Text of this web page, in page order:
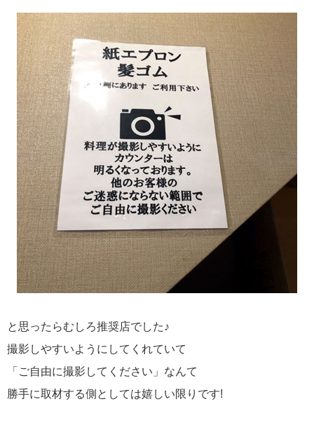
と思ったらむしろ推奨店でした♪
撮影しやすいようにしてくれていて
「ご自由に撮影してください」なんて
勝手に取材する側としては嬉しい限りです!